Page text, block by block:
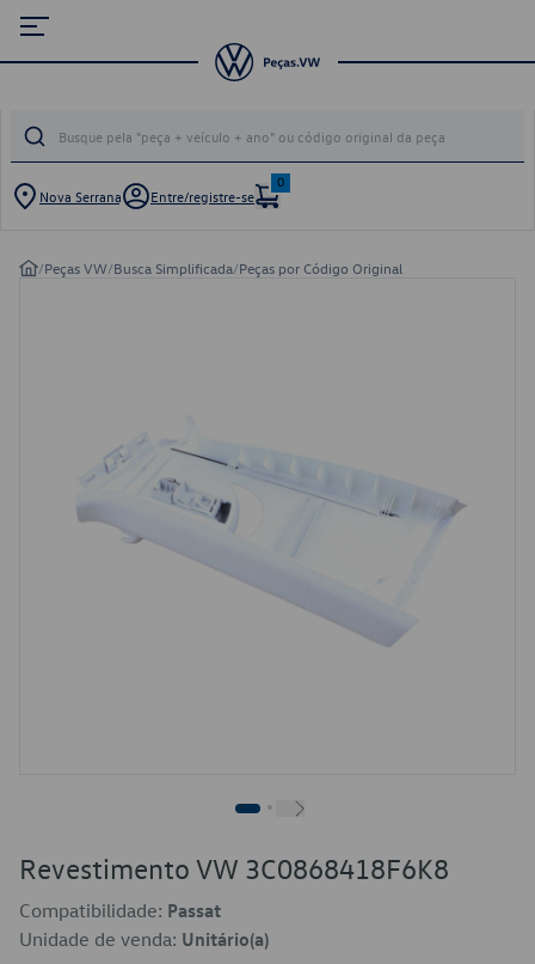
Nova Serrana Entre/registre-se
0
/Peças VW/Busca Simplificada/Peças por Código Original
Revestimento VW 3C0868418F6K8
Compatibilidade: Passat
Unidade de venda: Unitário(a)